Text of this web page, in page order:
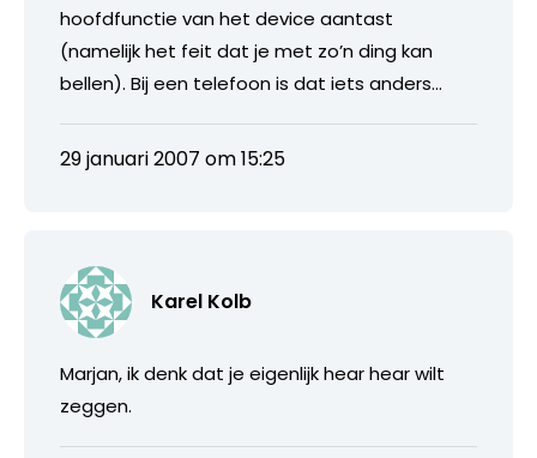
hoofdfunctie van het device aantast
(namelijk het feit dat je met zo’n ding kan
bellen). Bij een telefoon is dat iets anders…
29 januari 2007 om 15:25
Karel Kolb
Marjan, ik denk dat je eigenlijk hear hear wilt
zeggen.